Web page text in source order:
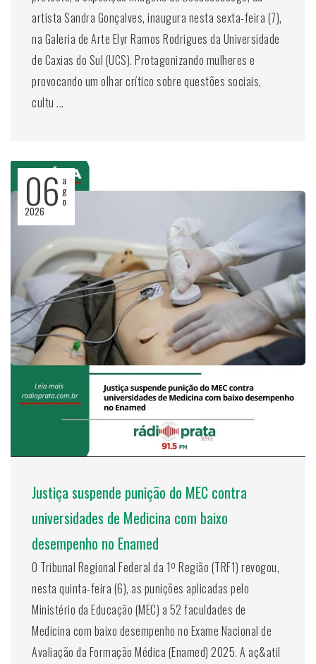
artista Sandra Gonçalves, inaugura nesta sexta-feira (7),
na Galeria de Arte Elyr Ramos Rodrigues da Universidade
de Caxias do Sul (UCS). Protagonizando mulheres e
provocando um olhar crítico sobre questões sociais,
cultu ...
06 a
g
o
2026
Justiça suspende punição do MEC contra
universidades de Medicina com baixo
desempenho no Enamed
O Tribunal Regional Federal da 1º Região (TRF1) revogou,
nesta quinta-feira (6), as punições aplicadas pelo
Ministério da Educação (MEC) a 52 faculdades de
Medicina com baixo desempenho no Exame Nacional de
Avaliação da Formação Médica (Enamed) 2025. A aç&atil